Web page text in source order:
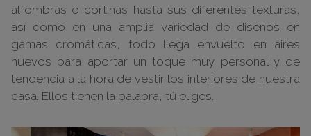
alfombras o cortinas hasta sus diferentes texturas,
así como en una amplia variedad de diseños en
gamas cromáticas, todo llega envuelto en aires
nuevos para aportar un toque muy personal y de
tendencia a la hora de vestir los interiores de nuestra
casa. Ellos tienen la palabra, tú eliges.